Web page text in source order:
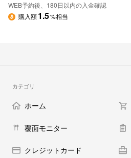
WEB予約後、180日以内の入金確認
購入額1.5%相当
カテゴリ
ホーム
覆面モニター
クレジットカード